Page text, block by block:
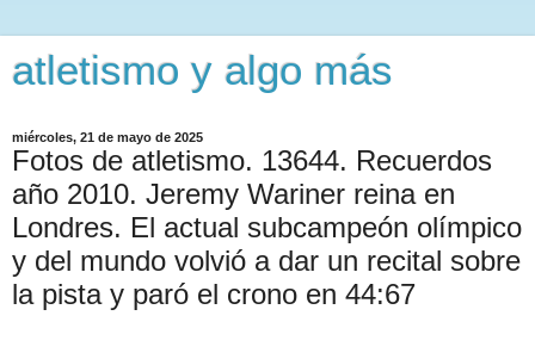
atletismo y algo más
miércoles, 21 de mayo de 2025
Fotos de atletismo. 13644. Recuerdos
año 2010. Jeremy Wariner reina en
Londres. El actual subcampeón olímpico
y del mundo volvió a dar un recital sobre
la pista y paró el crono en 44:67